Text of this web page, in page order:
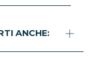
ANCHE: